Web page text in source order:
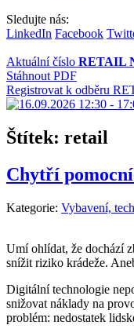
Sledujte nás:
LinkedIn Facebook
Aktuální číslo RETAIL
Stáhnout PDF
Registrovat k odběru
Štítek: retail
Chytří
Kategorie: Vybavení,
Umí ohlídat, že dochází
snížit riziko krádeže.
Digitální technologie
snižovat náklady na
problém: nedostatek